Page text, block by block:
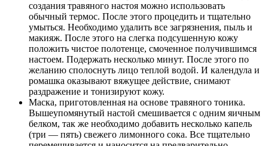
создания травяного настоя можно использовать
обычный термос. После этого процедить и тщательно
умыться. Необходимо удалить все загрязнения, пыль и
макияж. После этого на слегка подсушенную кожу
положить чистое полотенце, смоченное получившимся
настоем. Подержать несколько минут. После этого по
желанию сполоснуть лицо теплой водой. И календула и
ромашка оказывают вяжущее действие, снимают
раздражение и тонизируют кожу.
Маска, приготовленная на основе травяного тоника.
Вышеупомянутый настой смешивается с одним яичным
белком, так же необходимо добавить несколько капель
(три — пять) свежего лимонного сока. Все тщательно